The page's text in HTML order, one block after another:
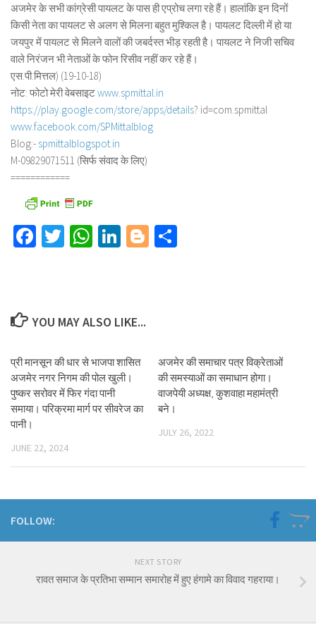
अजमेर के सभी कांग्रेसी पायलट के पास ही एप्रोच लगा रहे हैं। हालांकि इन दिनों
किसी नेता का पायलट से अलग से मिलना बहुत मुश्किल है। पायलट दिल्ली में हो या
जयपुर में पायलट से मिलने वालों की जबर्दस्त भीड़ रहती है। पायलट ने निजी सचिव
वाले निरंजन भी नेताओं के फोन रिसीव नहीं कर रहे हैं।
एस.पी.मित्तल) (19-10-18)
नोट: फोटो मेरी वेबसाइटwww.spmittal.in
https://play.google.com/store/apps/details? id=com.spmittal
www.facebook.com/SPMittalblog
Blog:- spmittalblogspot.in
M-09829071511 (सिर्फ संवाद के लिए)
============
Facebook
TwitterWhatsApp
LinkedIn
Blogger
YOU MAY ALSO LIKE...
प्री मानसून की धार से भाजपा शासित
अजमेर नगर निगम की पोल खुली।
पुष्कर सरोवर में फिर गंदा पानी
समाया। परिक्रमा मार्ग पर सीवरेज का
पानी।
JUNE 22, 2024
अजमेर की समाचार पत्र विक्रेताओं
की समस्याओं का समाधान होगा।
वाजपेयी अध्यक्ष, कुशवाहा महामंत्री
बने।
JULY 26, 2022
FOLLOW:
NEXT STORY
रावत समाज के प्रतिभा सम्मान समारोह में हुए हंगामे का विवाद गहराया।